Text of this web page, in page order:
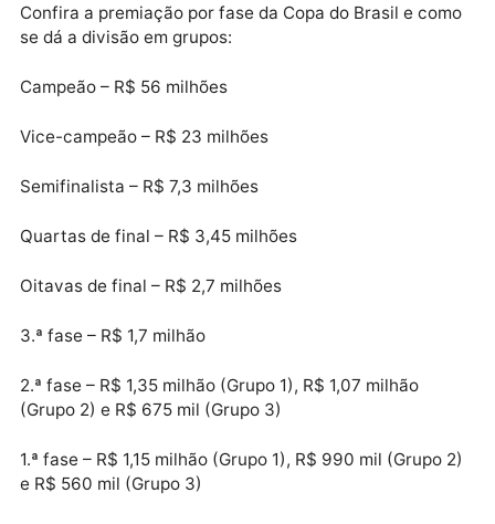
à Libertadores), Athletico-PR (9º colocado no último
Brasileirão), Chapecoense (campeão da Série B),
(campeão Copa Verde) vão entrar direto na terceira
fase da Copa do Brasil.
Confira a premiação por fase da Copa do Brasil e
Semifinalista – R$ 7,3 milhões
Quartas de final – R$ 3,45 milhões
Oitavas de final – R$ 2,7 milhões